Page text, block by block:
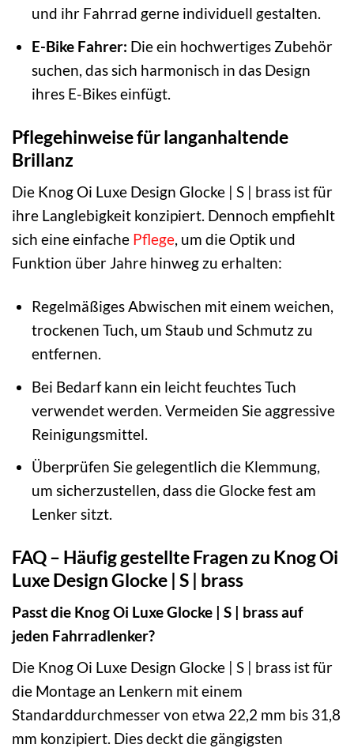
und ihr Fahrrad gerne individuell gestalten.
E-Bike Fahrer: Die ein hochwertiges Zubehör
suchen, das sich harmonisch in das Design
ihres E-Bikes einfügt.
Pflegehinweise für langanhaltende
Brillanz
Die Knog Oi Luxe Design Glocke | S | brass ist für
ihre Langlebigkeit konzipiert. Dennoch empfiehlt
sich eine einfache Pflege, um die Optik und
Funktion über Jahre hinweg zu erhalten:
Regelmäßiges Abwischen mit einem weichen,
trockenen Tuch, um Staub und Schmutz zu
entfernen.
Bei Bedarf kann ein leicht feuchtes Tuch
verwendet werden. Vermeiden Sie aggressive
Reinigungsmittel.
Überprüfen Sie gelegentlich die Klemmung,
um sicherzustellen, dass die Glocke fest am
Lenker sitzt.
FAQ – Häufig gestellte Fragen zu Knog Oi
Luxe Design Glocke | S | brass
Passt die Knog Oi Luxe Glocke | S | brass auf
jeden Fahrradlenker?
Die Knog Oi Luxe Design Glocke | S | brass ist für
die Montage an Lenkern mit einem
Standarddurchmesser von etwa 22,2 mm bis 31,8
mm konzipiert. Dies deckt die gängigsten